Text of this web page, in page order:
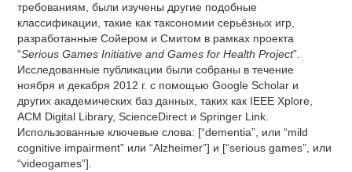
требованиям, были изучены другие подобные
классификации, такие как таксономии серьёзных игр,
разработанные Сойером и Смитом в рамках проекта
“Serious Games Initiative and Games for Health Project”.
Исследованные публикации были собраны в течение
ноября и декабря 2012 г. с помощью Google Scholar и
других академических баз данных, таких как IEEE Xplore,
ACM Digital Library, ScienceDirect и Springer Link.
Использованные ключевые слова: [“dementia”, или “mild
cognitive impairment” или “Alzheimer”] и [“serious games”, или
“videogames”].